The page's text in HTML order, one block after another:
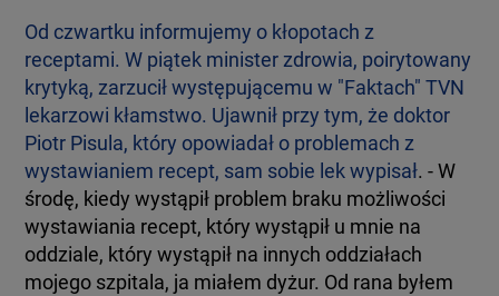
Od czwartku informujemy o kłopotach z
receptami. W piątek minister zdrowia, poirytowany
krytyką, zarzucił występującemu w "Faktach" TVN
lekarzowi kłamstwo. Ujawnił przy tym, że doktor
Piotr Pisula, który opowiadał o problemach z
wystawianiem recept, sam sobie lek wypisał. - W
środę, kiedy wystąpił problem braku możliwości
wystawiania recept, który wystąpił u mnie na
oddziale, który wystąpił na innych oddziałach
mojego szpitala, ja miałem dyżur. Od rana byłem